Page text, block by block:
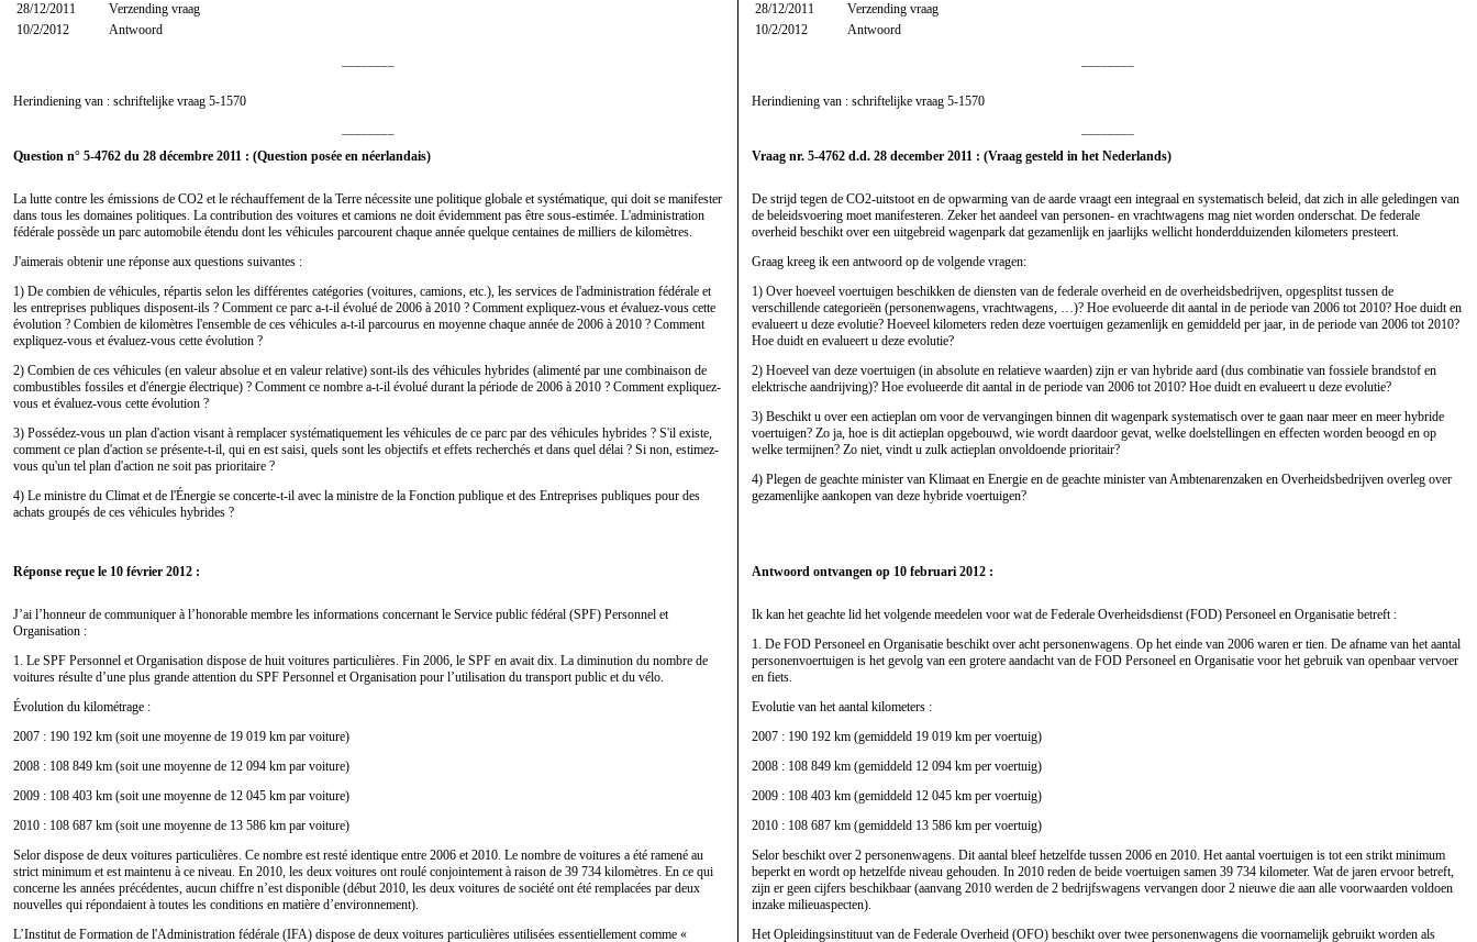
28/12/2011
Verzending vraag
10/2/2012
Antwoord
28/12/2011
Verzending vraag
10/2/2012
Antwoord
Herindiening van : schriftelijke vraag 5-1570 Herindiening van : schriftelijke vraag 5-1570
Question n° 5-4762 du 28 décembre 2011 : (Question posée en néerlandais) Vraag nr. 5-4762 d.d. 28 december 2011 : (Vraag gesteld in het Nederlands)
La lutte contre les émissions de CO2 et le réchauffement de la Terre nécessite une politique globale et systématique, qui doit se manifester
dans tous les domaines politiques. La contribution des voitures et camions ne doit évidemment pas être sous-estimée. L'administration
fédérale possède un parc automobile étendu dont les véhicules parcourent chaque année quelque centaines de milliers de kilomètres.
J'aimerais obtenir une réponse aux questions suivantes :
1) De combien de véhicules, répartis selon les différentes catégories (voitures, camions, etc.), les services de l'administration fédérale et
les entreprises publiques disposent-ils ? Comment ce parc a-t-il évolué de 2006 à 2010 ? Comment expliquez-vous et évaluez-vous cette
évolution ? Combien de kilomètres l'ensemble de ces véhicules a-t-il parcourus en moyenne chaque année de 2006 à 2010 ? Comment
expliquez-vous et évaluez-vous cette évolution ?
2) Combien de ces véhicules (en valeur absolue et en valeur relative) sont-ils des véhicules hybrides (alimenté par une combinaison de
combustibles fossiles et d'énergie électrique) ? Comment ce nombre a-t-il évolué durant la période de 2006 à 2010 ? Comment expliquez-
vous et évaluez-vous cette évolution ?
3) Possédez-vous un plan d'action visant à remplacer systématiquement les véhicules de ce parc par des véhicules hybrides ? S'il existe,
comment ce plan d'action se présente-t-il, qui en est saisi, quels sont les objectifs et effets recherchés et dans quel délai ? Si non, estimez-
vous qu'un tel plan d'action ne soit pas prioritaire ?
4) Le ministre du Climat et de l'Énergie se concerte-t-il avec la ministre de la Fonction publique et des Entreprises publiques pour des
achats groupés de ces véhicules hybrides ?
De strijd tegen de CO2-uitstoot en de opwarming van de aarde vraagt een integraal en systematisch beleid, dat zich in alle geledingen van
de beleidsvoering moet manifesteren. Zeker het aandeel van personen- en vrachtwagens mag niet worden onderschat. De federale
overheid beschikt over een uitgebreid wagenpark dat gezamenlijk en jaarlijks wellicht honderdduizenden kilometers presteert.
Graag kreeg ik een antwoord op de volgende vragen:
1) Over hoeveel voertuigen beschikken de diensten van de federale overheid en de overheidsbedrijven, opgesplitst tussen de
verschillende categorieën (personenwagens, vrachtwagens, …)? Hoe evolueerde dit aantal in de periode van 2006 tot 2010? Hoe duidt en
evalueert u deze evolutie? Hoeveel kilometers reden deze voertuigen gezamenlijk en gemiddeld per jaar, in de periode van 2006 tot 2010?
Hoe duidt en evalueert u deze evolutie?
2) Hoeveel van deze voertuigen (in absolute en relatieve waarden) zijn er van hybride aard (dus combinatie van fossiele brandstof en
elektrische aandrijving)? Hoe evolueerde dit aantal in de periode van 2006 tot 2010? Hoe duidt en evalueert u deze evolutie?
3) Beschikt u over een actieplan om voor de vervangingen binnen dit wagenpark systematisch over te gaan naar meer en meer hybride
voertuigen? Zo ja, hoe is dit actieplan opgebouwd, wie wordt daardoor gevat, welke doelstellingen en effecten worden beoogd en op
welke termijnen? Zo niet, vindt u zulk actieplan onvoldoende prioritair?
4) Plegen de geachte minister van Klimaat en Energie en de geachte minister van Ambtenarenzaken en Overheidsbedrijven overleg over
gezamenlijke aankopen van deze hybride voertuigen?
Réponse reçue le 10 février 2012 : Antwoord ontvangen op 10 februari 2012 :
J’ai l’honneur de communiquer à l’honorable membre les informations concernant le Service public fédéral (SPF) Personnel et
Organisation :
1. Le SPF Personnel et Organisation dispose de huit voitures particulières. Fin 2006, le SPF en avait dix. La diminution du nombre de
voitures résulte d’une plus grande attention du SPF Personnel et Organisation pour l’utilisation du transport public et du vélo.
Évolution du kilométrage :
2007 : 190 192 km (soit une moyenne de 19 019 km par voiture)
2008 : 108 849 km (soit une moyenne de 12 094 km par voiture)
2009 : 108 403 km (soit une moyenne de 12 045 km par voiture)
2010 : 108 687 km (soit une moyenne de 13 586 km par voiture)
Selor dispose de deux voitures particulières. Ce nombre est resté identique entre 2006 et 2010. Le nombre de voitures a été ramené au
strict minimum et est maintenu à ce niveau. En 2010, les deux voitures ont roulé conjointement à raison de 39 734 kilomètres. En ce qui
concerne les années précédentes, aucun chiffre n’est disponible (début 2010, les deux voitures de société ont été remplacées par deux
nouvelles qui répondaient à toutes les conditions en matière d’environnement).
L’Institut de Formation de l'Administration fédérale (IFA) dispose de deux voitures particulières utilisées essentiellement comme «
Ik kan het geachte lid het volgende meedelen voor wat de Federale Overheidsdienst (FOD) Personeel en Organisatie betreft :
1. De FOD Personeel en Organisatie beschikt over acht personenwagens. Op het einde van 2006 waren er tien. De afname van het aantal
personenvoertuigen is het gevolg van een grotere aandacht van de FOD Personeel en Organisatie voor het gebruik van openbaar vervoer
en fiets.
Evolutie van het aantal kilometers :
2007 : 190 192 km (gemiddeld 19 019 km per voertuig)
2008 : 108 849 km (gemiddeld 12 094 km per voertuig)
2009 : 108 403 km (gemiddeld 12 045 km per voertuig)
2010 : 108 687 km (gemiddeld 13 586 km per voertuig)
Selor beschikt over 2 personenwagens. Dit aantal bleef hetzelfde tussen 2006 en 2010. Het aantal voertuigen is tot een strikt minimum
beperkt en wordt op hetzelfde niveau gehouden. In 2010 reden de beide voertuigen samen 39 734 kilometer. Wat de jaren ervoor betreft,
zijn er geen cijfers beschikbaar (aanvang 2010 werden de 2 bedrijfswagens vervangen door 2 nieuwe die aan alle voorwaarden voldoen
inzake milieuaspecten).
Het Opleidingsinstituut van de Federale Overheid (OFO) beschikt over twee personenwagens die voornamelijk gebruikt worden als